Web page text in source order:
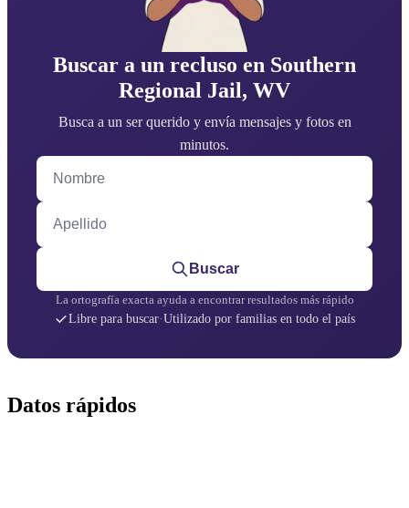
Buscar a un recluso en Southern
Regional Jail, WV
Busca a un ser querido y envía mensajes y fotos en
minutos.
Nombre
Apellido
Buscar
La ortografía exacta ayuda a encontrar resultados más rápido
Libre para buscar·Utilizado por familias en todo el país
Datos rápidos